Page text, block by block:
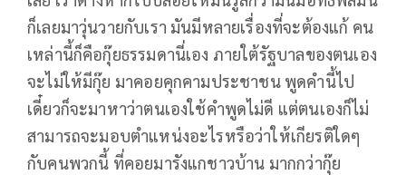
ก็เลยมาวุ่นวายกับเรา มันมีหลายเรื่องที่จะต้องแก้ คน
เหล่านี้ก็คือกุ๊ยธรรมดานี่เอง ภายใต้รัฐบาลของตนเอง
จะไม่ให้มีกุ๊ย มาคอยคุกคามประชาชน พูดคำนี้ไป
เดี๋ยวก็จะมาหาว่าตนเองใช้คำพูดไม่ดี แต่ตนเองก็ไม่
สามารถจะมอบตำแหน่งอะไรหรือว่าให้เกียรติใดๆ
กับคนพวกนี้ ที่คอยมารังแกชาวบ้าน มากกว่ากุ๊ย